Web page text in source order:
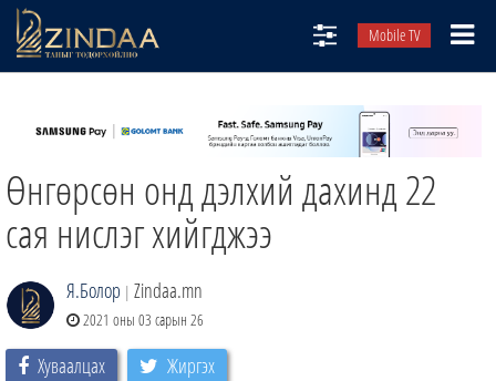
Mobile TV
ТВ8
ӨГЛӨӨНИЙ СОНИН
АУДИО ЗОХИОЛ
Өнгөрсөн онд дэлхий дахинд 22
сая нислэг хийгджээ
Я.Болор | Zindaa.mn
2021 оны 03 сарын 26
Хуваалцах Жиргэх